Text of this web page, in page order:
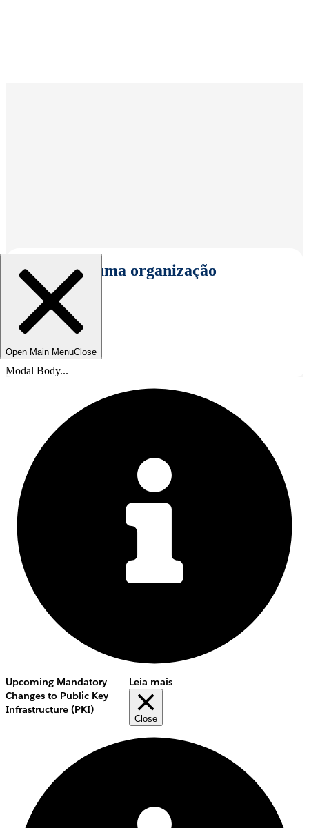
Selecionar uma organização
Open Main MenuClose
Modal Body...
Upcoming Mandatory
Changes to Public Key
Infrastructure (PKI)
Leia mais
Close